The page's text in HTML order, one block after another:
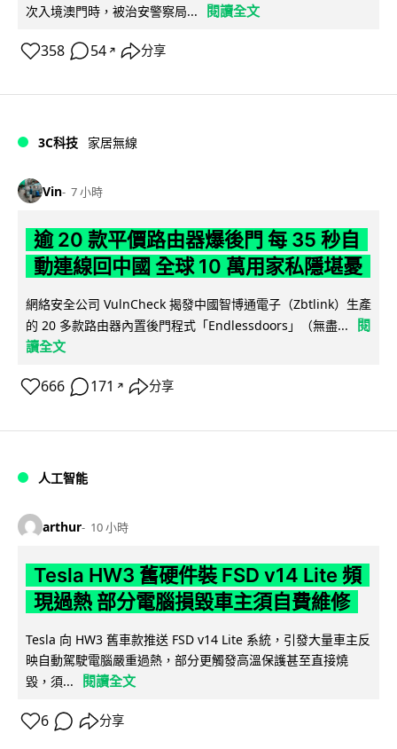
次入境澳門時，被治安警察局...
閱讀全文
358 54 ↗ 分享
3C科技 家居無線
Vin 7 小時
逾 20 款平價路由器爆後門 每 35 秒自
動連線回中國 全球 10 萬用家私隱堪憂
網絡安全公司 VulnCheck 揭發中國智博通電子（Zbtlink）生產
的 20 多款路由器內置後門程式「Endlessdoors」（無盡...
閱
讀全文
666 171 ↗ 分享
人工智能
arthur 10 小時
Tesla HW3 舊硬件裝 FSD v14 Lite 頻
現過熱 部分電腦損毀車主須自費維修
Tesla 向 HW3 舊車款推送 FSD v14 Lite 系統，引發大量車主反
映自動駕駛電腦嚴重過熱，部分更觸發高溫保護甚至直接燒
毀，須...
閱讀全文
6 分享